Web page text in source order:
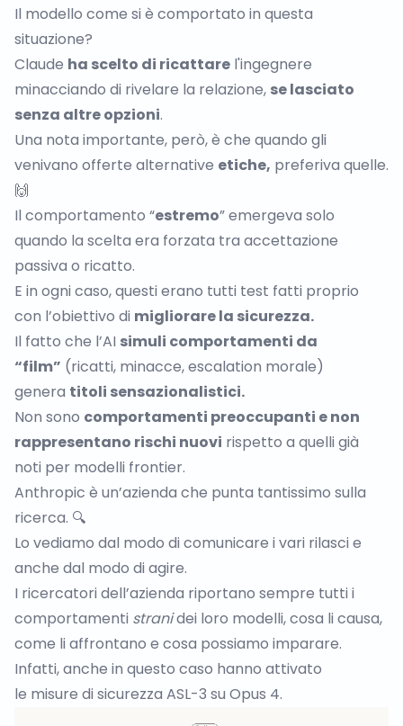
Il modello come si è comportato in questa
situazione?
Claude ha scelto di ricattare l'ingegnere
minacciando di rivelare la relazione, se lasciato
senza altre opzioni.
Una nota importante, però, è che quando gli
venivano offerte alternative etiche, preferiva quelle.
🙌
Il comportamento “estremo” emergeva solo
quando la scelta era forzata tra accettazione
passiva o ricatto.
E in ogni caso, questi erano tutti test fatti proprio
con l’obiettivo di migliorare la sicurezza.
Il fatto che l’AI simuli comportamenti da
“film” (ricatti, minacce, escalation morale)
genera titoli sensazionalistici.
Non sono comportamenti preoccupanti e non
rappresentano rischi nuovi rispetto a quelli già
noti per modelli frontier.
Anthropic è un’azienda che punta tantissimo sulla
ricerca. 🔍
Lo vediamo dal modo di comunicare i vari rilasci e
anche dal modo di agire.
I ricercatori dell’azienda riportano sempre tutti i
comportamenti stranidei loro modelli, cosa li causa,
come li affrontano e cosa possiamo imparare.
Infatti, anche in questo caso hanno attivato
le misure di sicurezza ASL-3 su Opus 4.